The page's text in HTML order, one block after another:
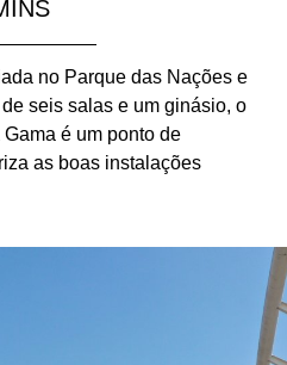
no Parque das Nações e
seis salas e um ginásio, o
é um ponto de
as boas instalações